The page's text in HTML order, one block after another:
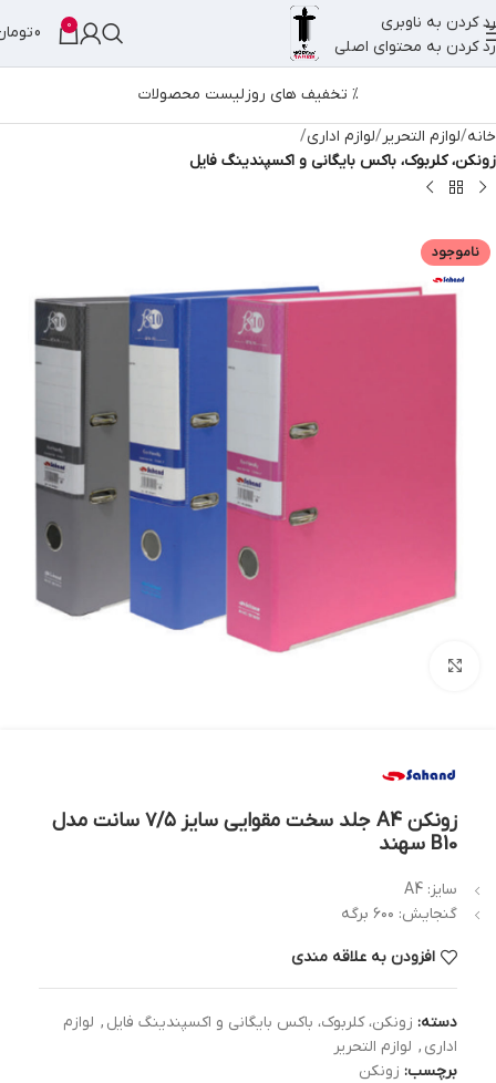
رد کردن به ناوبری
رد کردن به محتوای اصلی
0
0
% تخفیف های روزلیست محصولات
خانه لوازم التحریر لوازم اداری
زونکن، کلربوک، باکس بایگانی و اکسپندینگ فایل
ناموجود
زونکن A4 جلد سخت مقوایی سایز ۷/۵ سانت مدل
B10 سهند
سایز: A4
گنجایش: ۶۰۰ برگه
افزودن به علاقه مندی
دسته: زونکن، کلربوک، باکس بایگانی و اکسپندینگ فایل , لوازم
اداری , لوازم التحریر
برچسب: زونکن